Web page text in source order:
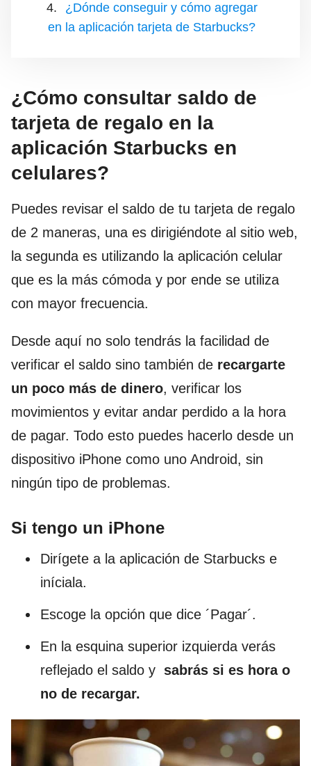
¿Dónde conseguir y cómo agregar
en la aplicación tarjeta de Starbucks?
¿Cómo consultar saldo de
tarjeta de regalo en la
aplicación Starbucks en
celulares?
Puedes revisar el saldo de tu tarjeta de regalo
de 2 maneras, una es dirigiéndote al sitio web,
la segunda es utilizando la aplicación celular
que es la más cómoda y por ende se utiliza
con mayor frecuencia.
Desde aquí no solo tendrás la facilidad de
verificar el saldo sino también de recargarte
un poco más de dinero, verificar los
movimientos y evitar andar perdido a la hora
de pagar. Todo esto puedes hacerlo desde un
dispositivo iPhone como uno Android, sin
ningún tipo de problemas.
Si tengo un iPhone
Dirígete a la aplicación de Starbucks e
iníciala.
Escoge la opción que dice ´Pagar´.
En la esquina superior izquierda verás
reflejado el saldo y sabrás si es hora o
no de recargar.